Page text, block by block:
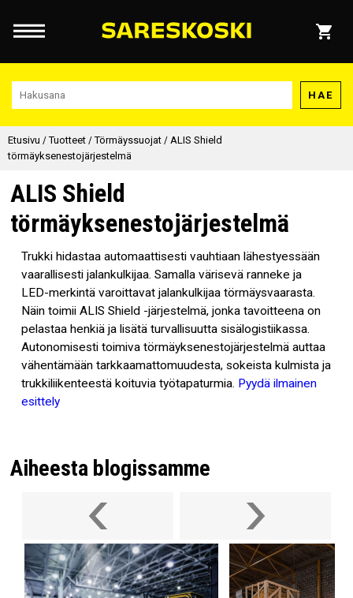
HAE
Etusivu /Tuotteet /Törmäyssuojat / ALIS Shield
törmäyksenestojärjestelmä
ALIS Shield
törmäyksenestojärjestelmä
Trukki hidastaa automaattisesti vauhtiaan lähestyessään
vaarallisesti jalankulkijaa. Samalla värisevä ranneke ja
LED-merkintä varoittavat jalankulkijaa törmäysvaarasta.
Näin toimii ALIS Shield -järjestelmä, jonka tavoitteena on
pelastaa henkiä ja lisätä turvallisuutta sisälogistiikassa.
Autonomisesti toimiva törmäyksenestojärjestelmä auttaa
vähentämään tarkkaamattomuudesta, sokeista kulmista ja
trukkiliikenteestä koituvia työtapaturmia. Pyydä ilmainen
esittely
Aiheesta blogissamme